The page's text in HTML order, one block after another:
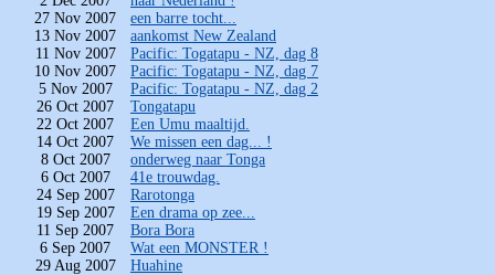
27 Nov 2007
een barre tocht...
13 Nov 2007
aankomst New Zealand
11 Nov 2007
Pacific: Togatapu - NZ, dag 8
10 Nov 2007
Pacific: Togatapu - NZ, dag 7
5 Nov 2007
Pacific: Togatapu - NZ, dag 2
26 Oct 2007
Tongatapu
22 Oct 2007
Een Umu maaltijd.
14 Oct 2007
We missen een dag... !
8 Oct 2007
onderweg naar Tonga
6 Oct 2007
41e trouwdag.
24 Sep 2007
Rarotonga
19 Sep 2007
Een drama op zee...
11 Sep 2007
Bora Bora
6 Sep 2007
Wat een MONSTER !
29 Aug 2007
Huahine